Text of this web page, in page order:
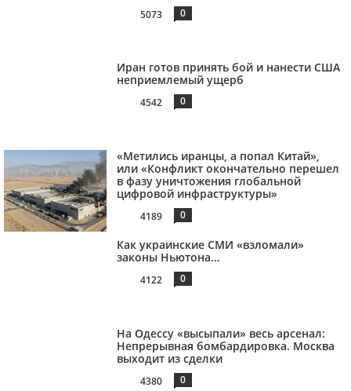
5073 0
Иран готов принять бой и нанести США
неприемлемый ущерб
4542 0
«Метились иранцы, а попал Китай»,
или «Конфликт окончательно перешел
в фазу уничтожения глобальной
цифровой инфраструктуры»
4189 0
Как украинские СМИ «взломали»
законы Ньютона…
4122 0
На Одессу «высыпали» весь арсенал:
Непрерывная бомбардировка. Москва
выходит из сделки
4380 0